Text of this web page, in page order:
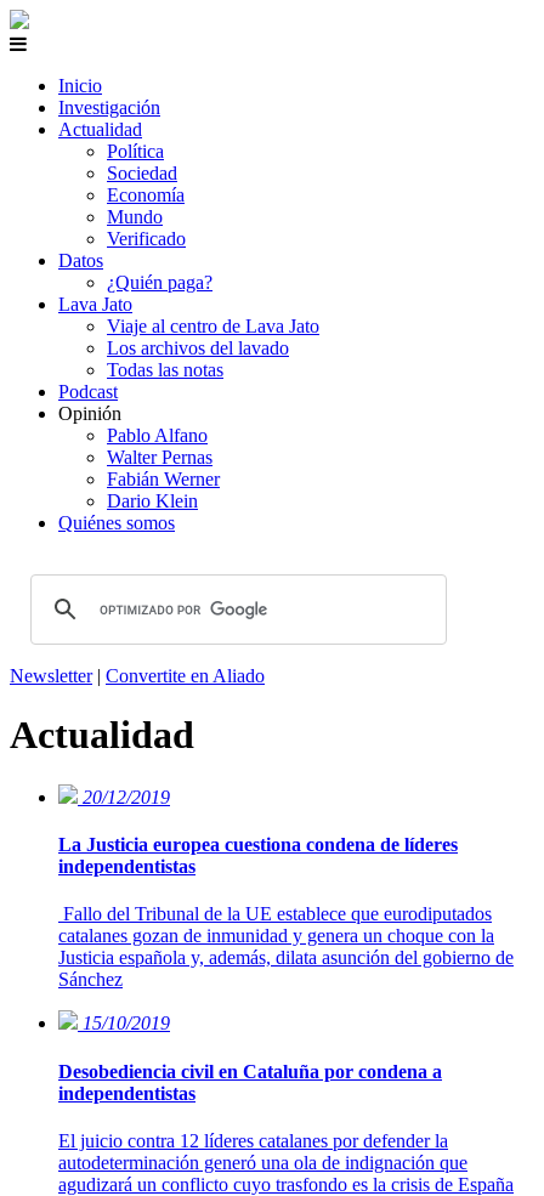
Inicio
Investigación
Actualidad
Política
Sociedad
Economía
Mundo
Verificado
Datos
¿Quién paga?
Lava Jato
Viaje al centro de Lava Jato
Los archivos del lavado
Todas las notas
Podcast
Opinión
Pablo Alfano
Walter Pernas
Fabián Werner
Dario Klein
Quiénes somos
Newsletter| Convertite en Aliado
Actualidad
20/12/2019
La Justicia europea cuestiona condena de líderes
independentistas
Fallo del Tribunal de la UE establece que eurodiputados
catalanes gozan de inmunidad y genera un choque con la
Justicia española y, además, dilata asunción del gobierno de
Sánchez
15/10/2019
Desobediencia civil en Cataluña por condena a
independentistas
El juicio contra 12 líderes catalanes por defender la
autodeterminación generó una ola de indignación que
agudizará un conflicto cuyo trasfondo es la crisis de España